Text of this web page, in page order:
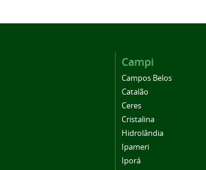
Campi
Campos Belos
Catalão
Ceres
Cristalina
Hidrolândia
Ipameri
Iporá